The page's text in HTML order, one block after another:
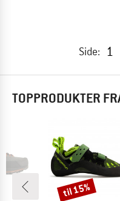
Side: 1
TOPPRODUKTER
Rabat
til 15%